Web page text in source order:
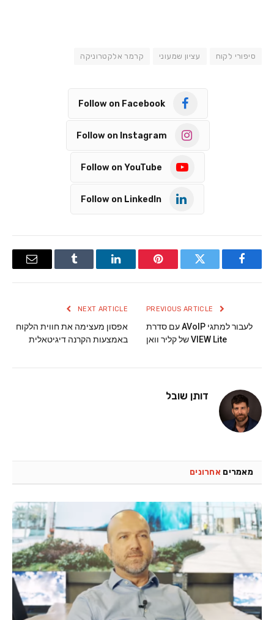
סיפורי לקוח עציון שמעוני קרמר אלקטרוניקה
Follow on Facebook
Follow on Instagram
Follow on YouTube
Follow on LinkedIn
Facebook
Twitter
Pinterest
LinkedIn
Tumblr
Email
לעבור למתגי AVoIP עם סדרת
VIEW Lite של קליר וואן
NEXT ARTICLE
אפסון מעצימה את חווית הלקוח
באמצעות הקרנה דיגיטאלית
דותן שובל
מאמרים אחרונים